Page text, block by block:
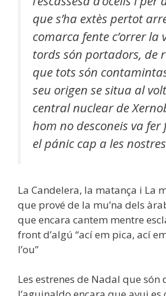
que s’ha extès pertot
comarca fente c’orrer la
tords són portadors, de
que tots són
seu origen se situa al
central nuclear de
hom no desconeis va
el pánic cap a les
La Candelera, la matança i La
que prové de la mu’na dels
que encara cantem mentre
front d’algú “ací em pica, ací
l’ou”
Les estrenes de Nadal que són